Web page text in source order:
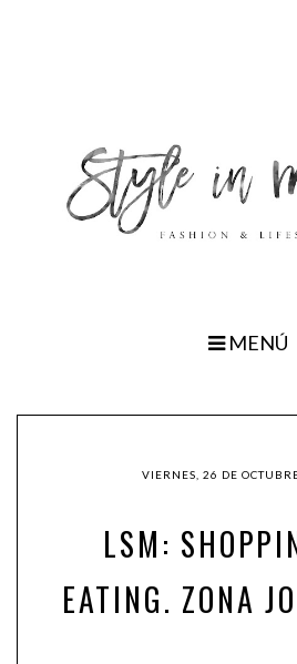
MENÚ
VIERNES, 26 DE
LSM:
EATING. ZONA